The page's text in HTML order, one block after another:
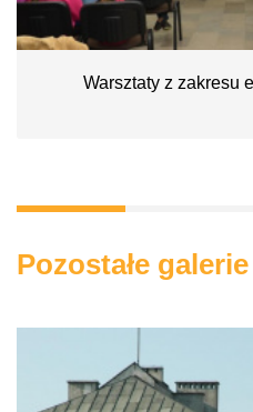
Warsztaty z zakresu
Pozostałe galerie